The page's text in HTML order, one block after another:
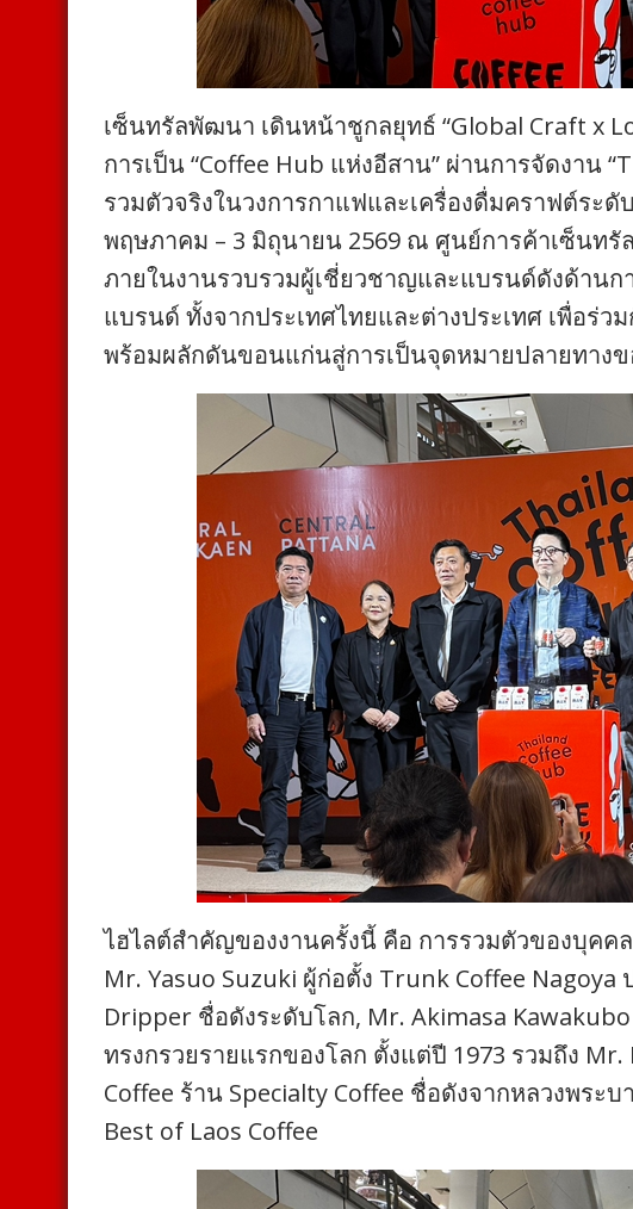
เซ็นทรัลพัฒนา เดินหน้าชูกลยุทธ์ “Global Craft x
การเป็น “Coffee Hub แห่งอีสาน” ผ่านการจัดงาน
รวมตัวจริงในวงการกาแฟและเครื่องดื่มคราฟต์ระ
พฤษภาคม – 3 มิถุนายน 2569 ณ ศูนย์การค้าเซ็นท
ภายในงานรวบรวมผู้เชี่ยวชาญและแบรนด์ดังด้านก
แบรนด์ ทั้งจากประเทศไทยและต่างประเทศ เพื่อร่
พร้อมผลักดันขอนแก่นสู่การเป็นจุดหมายปลายทาง
ไฮไลต์สำคัญของงานครั้งนี้ คือ การรวมตัวของบุคค
Mr. Yasuo Suzuki ผู้ก่อตั้ง Trunk Coffee
Dripper ชื่อดังระดับโลก, Mr. Akimasa
ทรงกรวยรายแรกของโลก ตั้งแต่ปี 1973 รวมถึง
Coffee ร้าน Specialty Coffee ชื่อดังจากหลวงพระบ
Best of Laos Coffee